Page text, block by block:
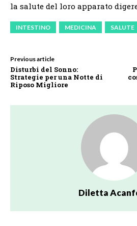
la salute del loro apparato
INTESTINO MEDICINA SALUTE
Previous article
Disturbi del Sonno:
Strategie per una Notte di
Riposo Migliore
Diletta